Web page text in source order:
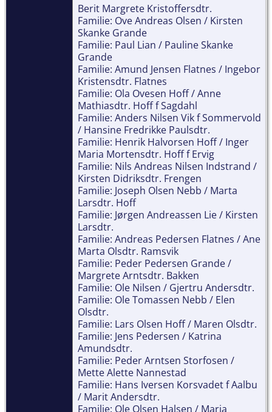
Berit Margrete Kristoffersdtr.
Familie: Ove Andreas Olsen / Kirsten
Skanke Grande
Familie: Paul Lian / Pauline Skanke
Grande
Familie: Amund Jensen Flatnes / Ingebor
Kristensdtr. Flatnes
Familie: Ola Ovesen Hoff / Anne
Mathiasdtr. Hoff f Sagdahl
Familie: Anders Nilsen Vik f Sommervold
/ Hansine Fredrikke Paulsdtr.
Familie: Henrik Halvorsen Hoff / Inger
Maria Mortensdtr. Hoff f Ervig
Familie: Nils Andreas Nilsen Indstrand /
Kirsten Didriksdtr. Frengen
Familie: Joseph Olsen Nebb / Marta
Larsdtr. Hoff
Familie: Jørgen Andreassen Lie / Kirsten
Larsdtr.
Familie: Andreas Pedersen Flatnes / Ane
Marta Olsdtr. Ramsvik
Familie: Peder Pedersen Grande /
Margrete Arntsdtr. Bakken
Familie: Ole Nilsen / Gjertru Andersdtr.
Familie: Ole Tomassen Nebb / Elen
Olsdtr.
Familie: Lars Olsen Hoff / Maren Olsdtr.
Familie: Jens Pedersen / Katrina
Amundsdtr.
Familie: Peder Arntsen Storfosen /
Mette Alette Nannestad
Familie: Hans Iversen Korsvadet f Aalbu
/ Marit Andersdtr.
Familie: Ole Olsen Halsen / Maria